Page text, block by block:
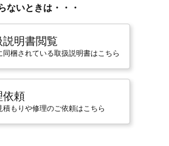
ないときは・・・
説明書閲覧
同梱されている取扱説明書はこちら
依頼
積もりや修理のご依頼はこちら